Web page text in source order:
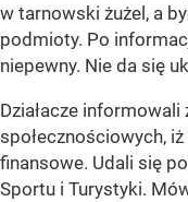
w tarnowski żużel, a
podmioty. Po
niepewny. Nie da się
Działacze
społecznościowych,
finansowe. Udali się
Sportu i Turystyki.